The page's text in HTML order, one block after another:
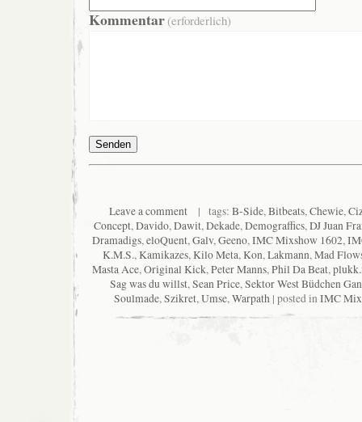
Kommentar (erforderlich)
Senden
Leave a comment | tags: B-Side,Bitbeats,Chewie,
Concept,Davido,Dawit,Dekade,Demograffics,DJ Juan
Dramadigs,eloQuent,Galv,Geeno,IMC Mixshow 1602,
K.M.S.,Kamikazes,Kilo Meta,Kon,Lakmann,Mad
Masta Ace,Original Kick,Peter Manns,Phil Da Beat,
Sag was du willst,Sean Price,Sektor West Büdchen
Soulmade,Szikret,Umse,Warpath | posted inIMC